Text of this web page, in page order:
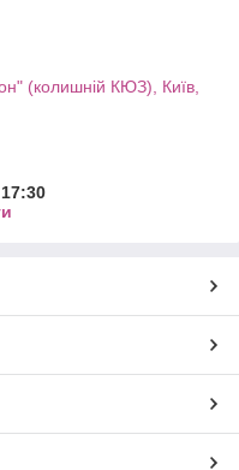
(колишній КЮЗ), Київ,